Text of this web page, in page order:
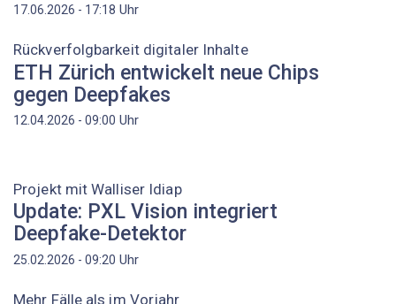
17.06.2026 - 17:18 Uhr
Rückverfolgbarkeit digitaler Inhalte
ETH Zürich entwickelt neue Chips
gegen Deepfakes
12.04.2026 - 09:00 Uhr
Projekt mit Walliser Idiap
Update: PXL Vision integriert
Deepfake-Detektor
25.02.2026 - 09:20 Uhr
Mehr Fälle als im Vorjahr